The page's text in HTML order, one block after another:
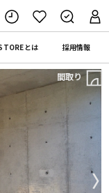
とは 採用情報
〉
間取り